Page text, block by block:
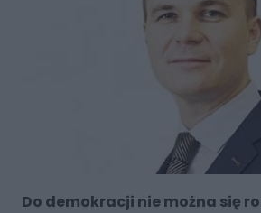
Do demokracji nie można się